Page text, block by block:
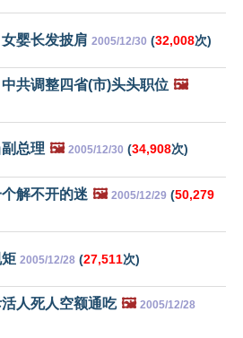
婴长发披肩 2005/12/30 (32,008次)
共调整四省(市)头头职位 🖼️
总理 🖼️ 2005/12/30 (34,908次)
解不开的迷 🖼️ 2005/12/29 (50,279
2005/12/28 (27,511次)
人死人空额通吃 🖼️ 2005/12/28